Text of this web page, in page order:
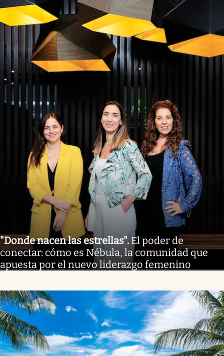
"Donde nacen las estrellas". El poder de
conectar: cómo es Nébula, la comunidad que
apuesta por el nuevo liderazgo femenino